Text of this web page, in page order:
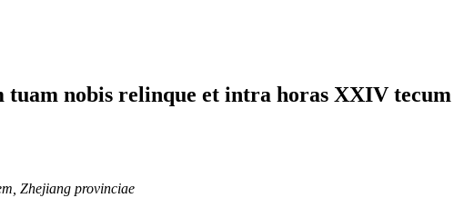
nobis relinque et intra horas XXIV tecum
Zhejiang provinciae